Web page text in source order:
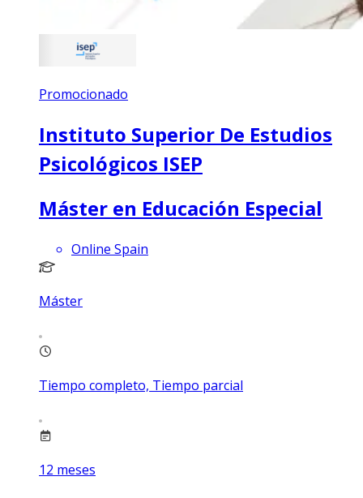
Promocionado
Instituto Superior De Estudios
Psicológicos ISEP
Máster en Educación Especial
Online Spain
Máster
Tiempo completo, Tiempo parcial
12 meses